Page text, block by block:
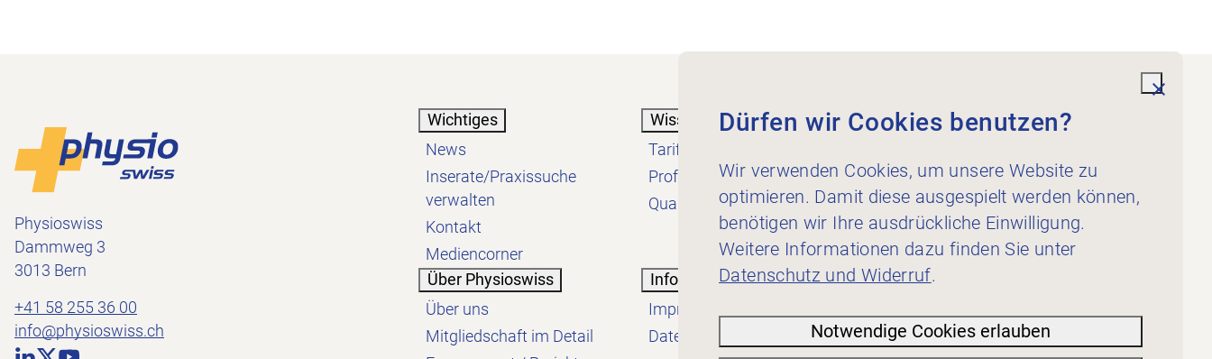
Footer
Physioswiss
Dammweg 3
3013 Bern
+41 58 255 36 00
info@physioswiss.ch
Wichtiges
News
Inserate/Praxissuche
verwalten
Kontakt
Mediencorner
Wissen
Tarif
Profession
Qualität
Dienstleistungen
Für Inserent:innen
Über Physioswiss
Über uns
Mitgliedschaft im Detail
Informatives
Impressum
Datenschutzerklärung
Dürfen wir Cookies benutzen?
Wir verwenden Cookies, um unsere Website zu
optimieren. Damit diese ausgespielt werden können,
benötigen wir Ihre ausdrückliche Einwilligung.
Weitere Informationen dazu finden Sie unter
Datenschutz und Widerruf.
Notwendige Cookies erlauben